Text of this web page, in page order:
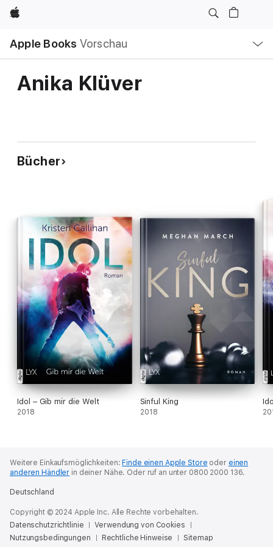
Apple
Apple Books Vorschau
Navigation
Menü
öffnen
Anika Klüver
Bücher
Idol – Gib mir die Welt
2018
Sinful King
2018
Weitere Einkaufsmöglichkeiten:Finde einen Apple Store oder einen
anderen Händler in deiner Nähe. Oder ruf an unter 0800 2000 136.
Deutschland
Copyright © 2024 Apple Inc. Alle Rechte vorbehalten.
Datenschutzrichtlinie
Verwendung von Cookies
Nutzungsbedingungen
Rechtliche Hinweise Sitemap